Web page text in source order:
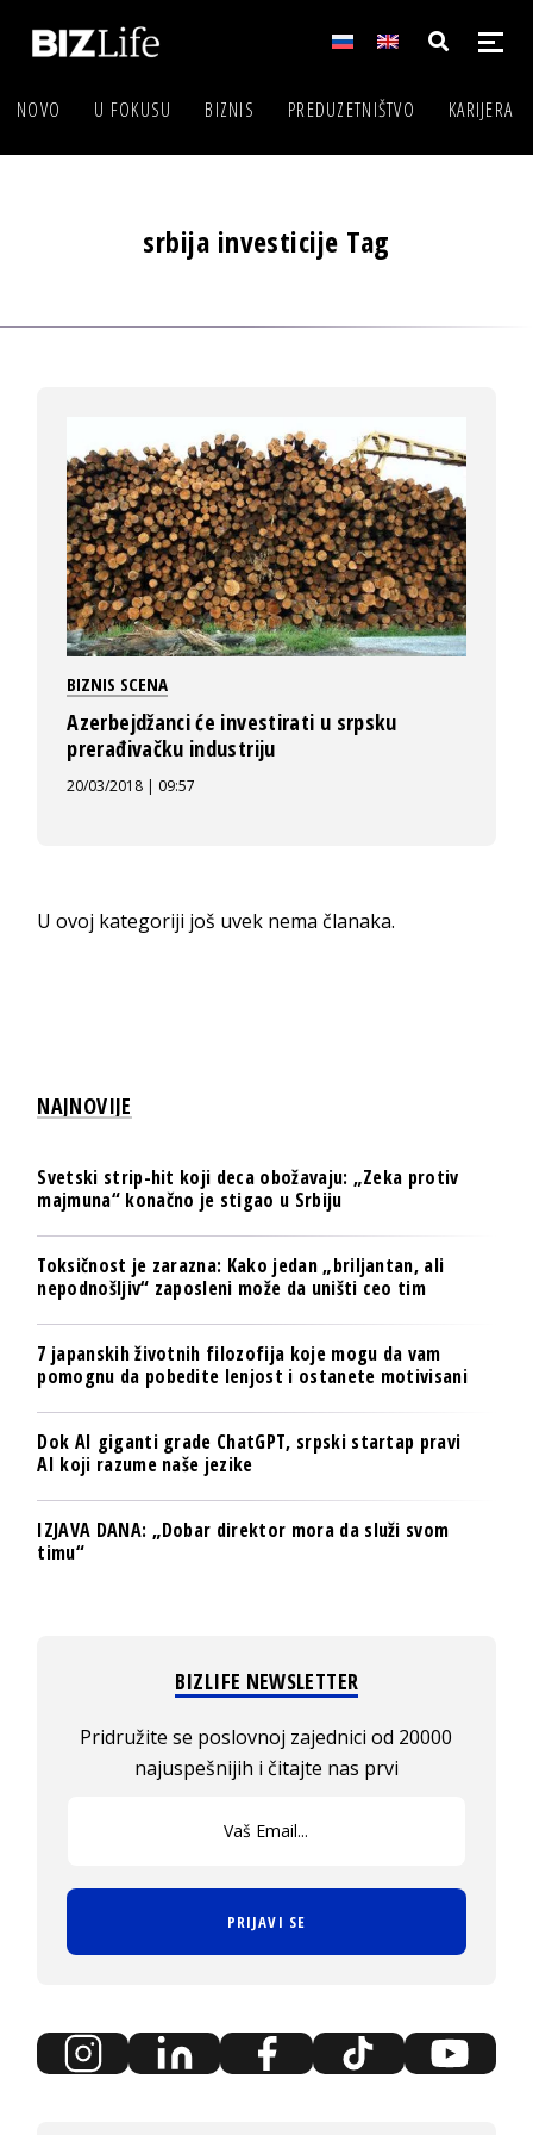
NOVO U FOKUSU BIZNIS PREDUZETNIŠTVO KARIJERA
srbija investicije Tag
BIZNIS SCENA
Azerbejdžanci će investirati u srpsku
prerađivačku industriju
20/03/2018 | 09:57
U ovoj kategoriji još uvek nema članaka.
NAJNOVIJE
Svetski strip-hit koji deca obožavaju: „Zeka protiv
majmuna“ konačno je stigao u Srbiju
Toksičnost je zarazna: Kako jedan „briljantan, ali
nepodnošljiv“ zaposleni može da uništi ceo tim
7 japanskih životnih filozofija koje mogu da vam
pomognu da pobedite lenjost i ostanete motivisani
Dok AI giganti grade ChatGPT, srpski startap pravi
AI koji razume naše jezike
IZJAVA DANA: „Dobar direktor mora da služi svom
timu“
BIZLIFE NEWSLETTER
Pridružite se poslovnoj zajednici od 20000
najuspešnijih i čitajte nas prvi
PRIJAVI SE